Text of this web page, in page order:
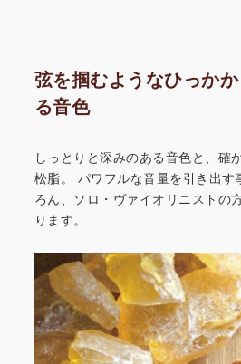
弦を掴むようなひっか
る音色
しっとりと深みのある音色と、確
松脂。
パワフルな音量を引き出す
ろん、 ソロ・ヴァイオリニストの
ります。